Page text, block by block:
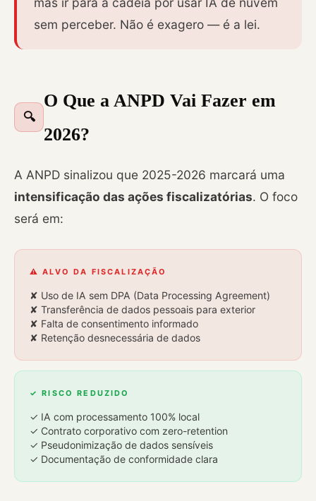
sem perceber. Não é exagero — é a lei.
🔍
O Que a ANPD Vai Fazer em
2026?
A ANPD sinalizou que 2025-2026 marcará uma
intensificação das ações fiscalizatórias. O foco
será em:
⚠️ ALVO DA FISCALIZAÇÃO
✘ Uso de IA sem DPA (Data Processing Agreement)
✘ Transferência de dados pessoais para exterior
✘ Falta de consentimento informado
✘ Retenção desnecessária de dados
✓ RISCO REDUZIDO
✓ IA com processamento 100% local
✓ Contrato corporativo com zero-retention
✓ Pseudonimização de dados sensíveis
✓ Documentação de conformidade clara